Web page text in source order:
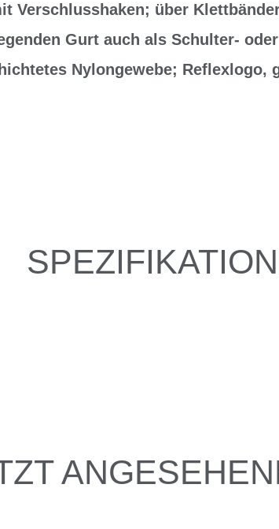
Verschlusshaken; über
Gurt auch als Schulter-
Nylongewebe; Reflexlogo,